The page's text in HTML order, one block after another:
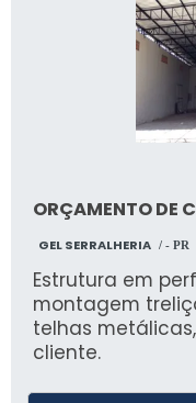
ORÇAMENTO DE
GEL SERRALHERIA / - PR
Estrutura em
montagem
telhas
cliente.